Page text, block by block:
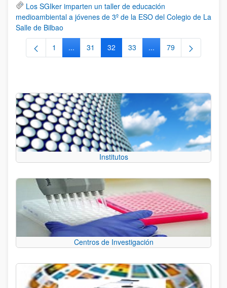
Los SGIker imparten un taller de educación
medioambiental a jóvenes de 3º de la ESO del Colegio de La
Salle de Bilbao
Página
1 ...Páginas intermedias Use TAB para desplazarse.
Página
31 Página
32 Página
33 ...Páginas intermedias
Página
79
Institutos
Centros de Investigación